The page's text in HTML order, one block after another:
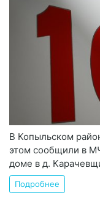
В Копыльском
этом сообщили в
доме в д.
Подробнее